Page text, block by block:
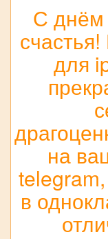
С
для
на
в